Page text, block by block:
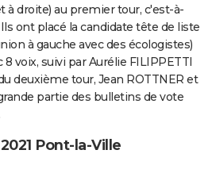
à droite) au premier tour, c'est-à-
ont placé la candidate tête de liste
à gauche avec des écologistes)
voix, suivi par Aurélie FILIPPETTI
deuxième tour, Jean ROTTNER et
partie des bulletins de vote
Pont-la-Ville